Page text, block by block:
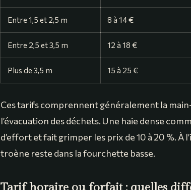
Entre 1,5 et 2,5 m 8 à 14 €
Entre 2,5 et 3,5 m 12 à 18 €
Plus de 3,5 m 15 à 25 €
Ces tarifs comprennent généralement la
l’évacuation des déchets. Une haie dense
d’effort et fait grimper les prix de 10 à 20 %. À
troène reste dans la fourchette basse.